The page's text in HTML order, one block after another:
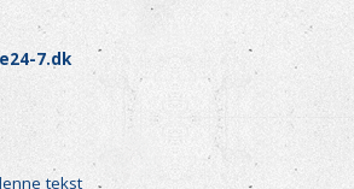
7.dk
tekst